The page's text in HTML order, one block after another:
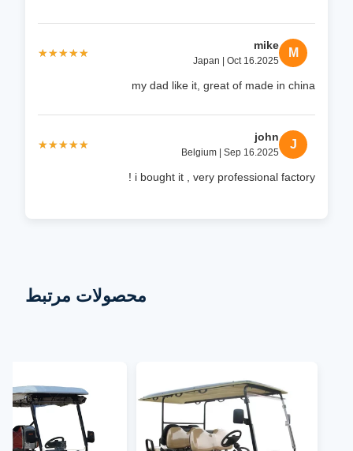
M
mike
Japan | Oct 16.2025
★★★★★
★★★★★
my dad like it, great of made in china
J
john
Belgium | Sep 16.2025
★★★★★
★★★★★
i bought it , very professional factory !
محصولات مرتبط